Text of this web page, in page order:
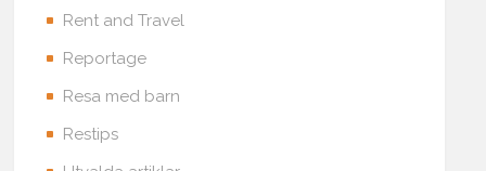
Rent and Travel
Reportage
Resa med barn
Restips